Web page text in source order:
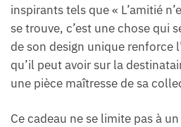
inspirants tels que « L’amitié
se trouve, c’est une chose qui
de son design unique renforce
qu’il peut avoir sur la
une pièce maîtresse de sa
Ce cadeau ne se limite pas à